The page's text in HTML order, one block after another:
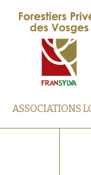
ASSOCIATIONS